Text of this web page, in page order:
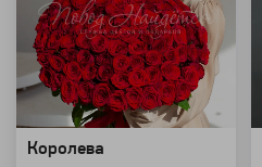
Королева